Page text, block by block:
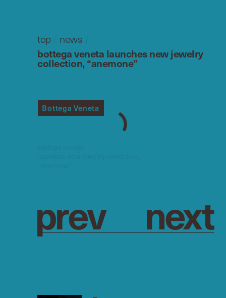
top/ news
bottega veneta launches new jewelry
collection, “anemone”
Bottega Veneta
prev next